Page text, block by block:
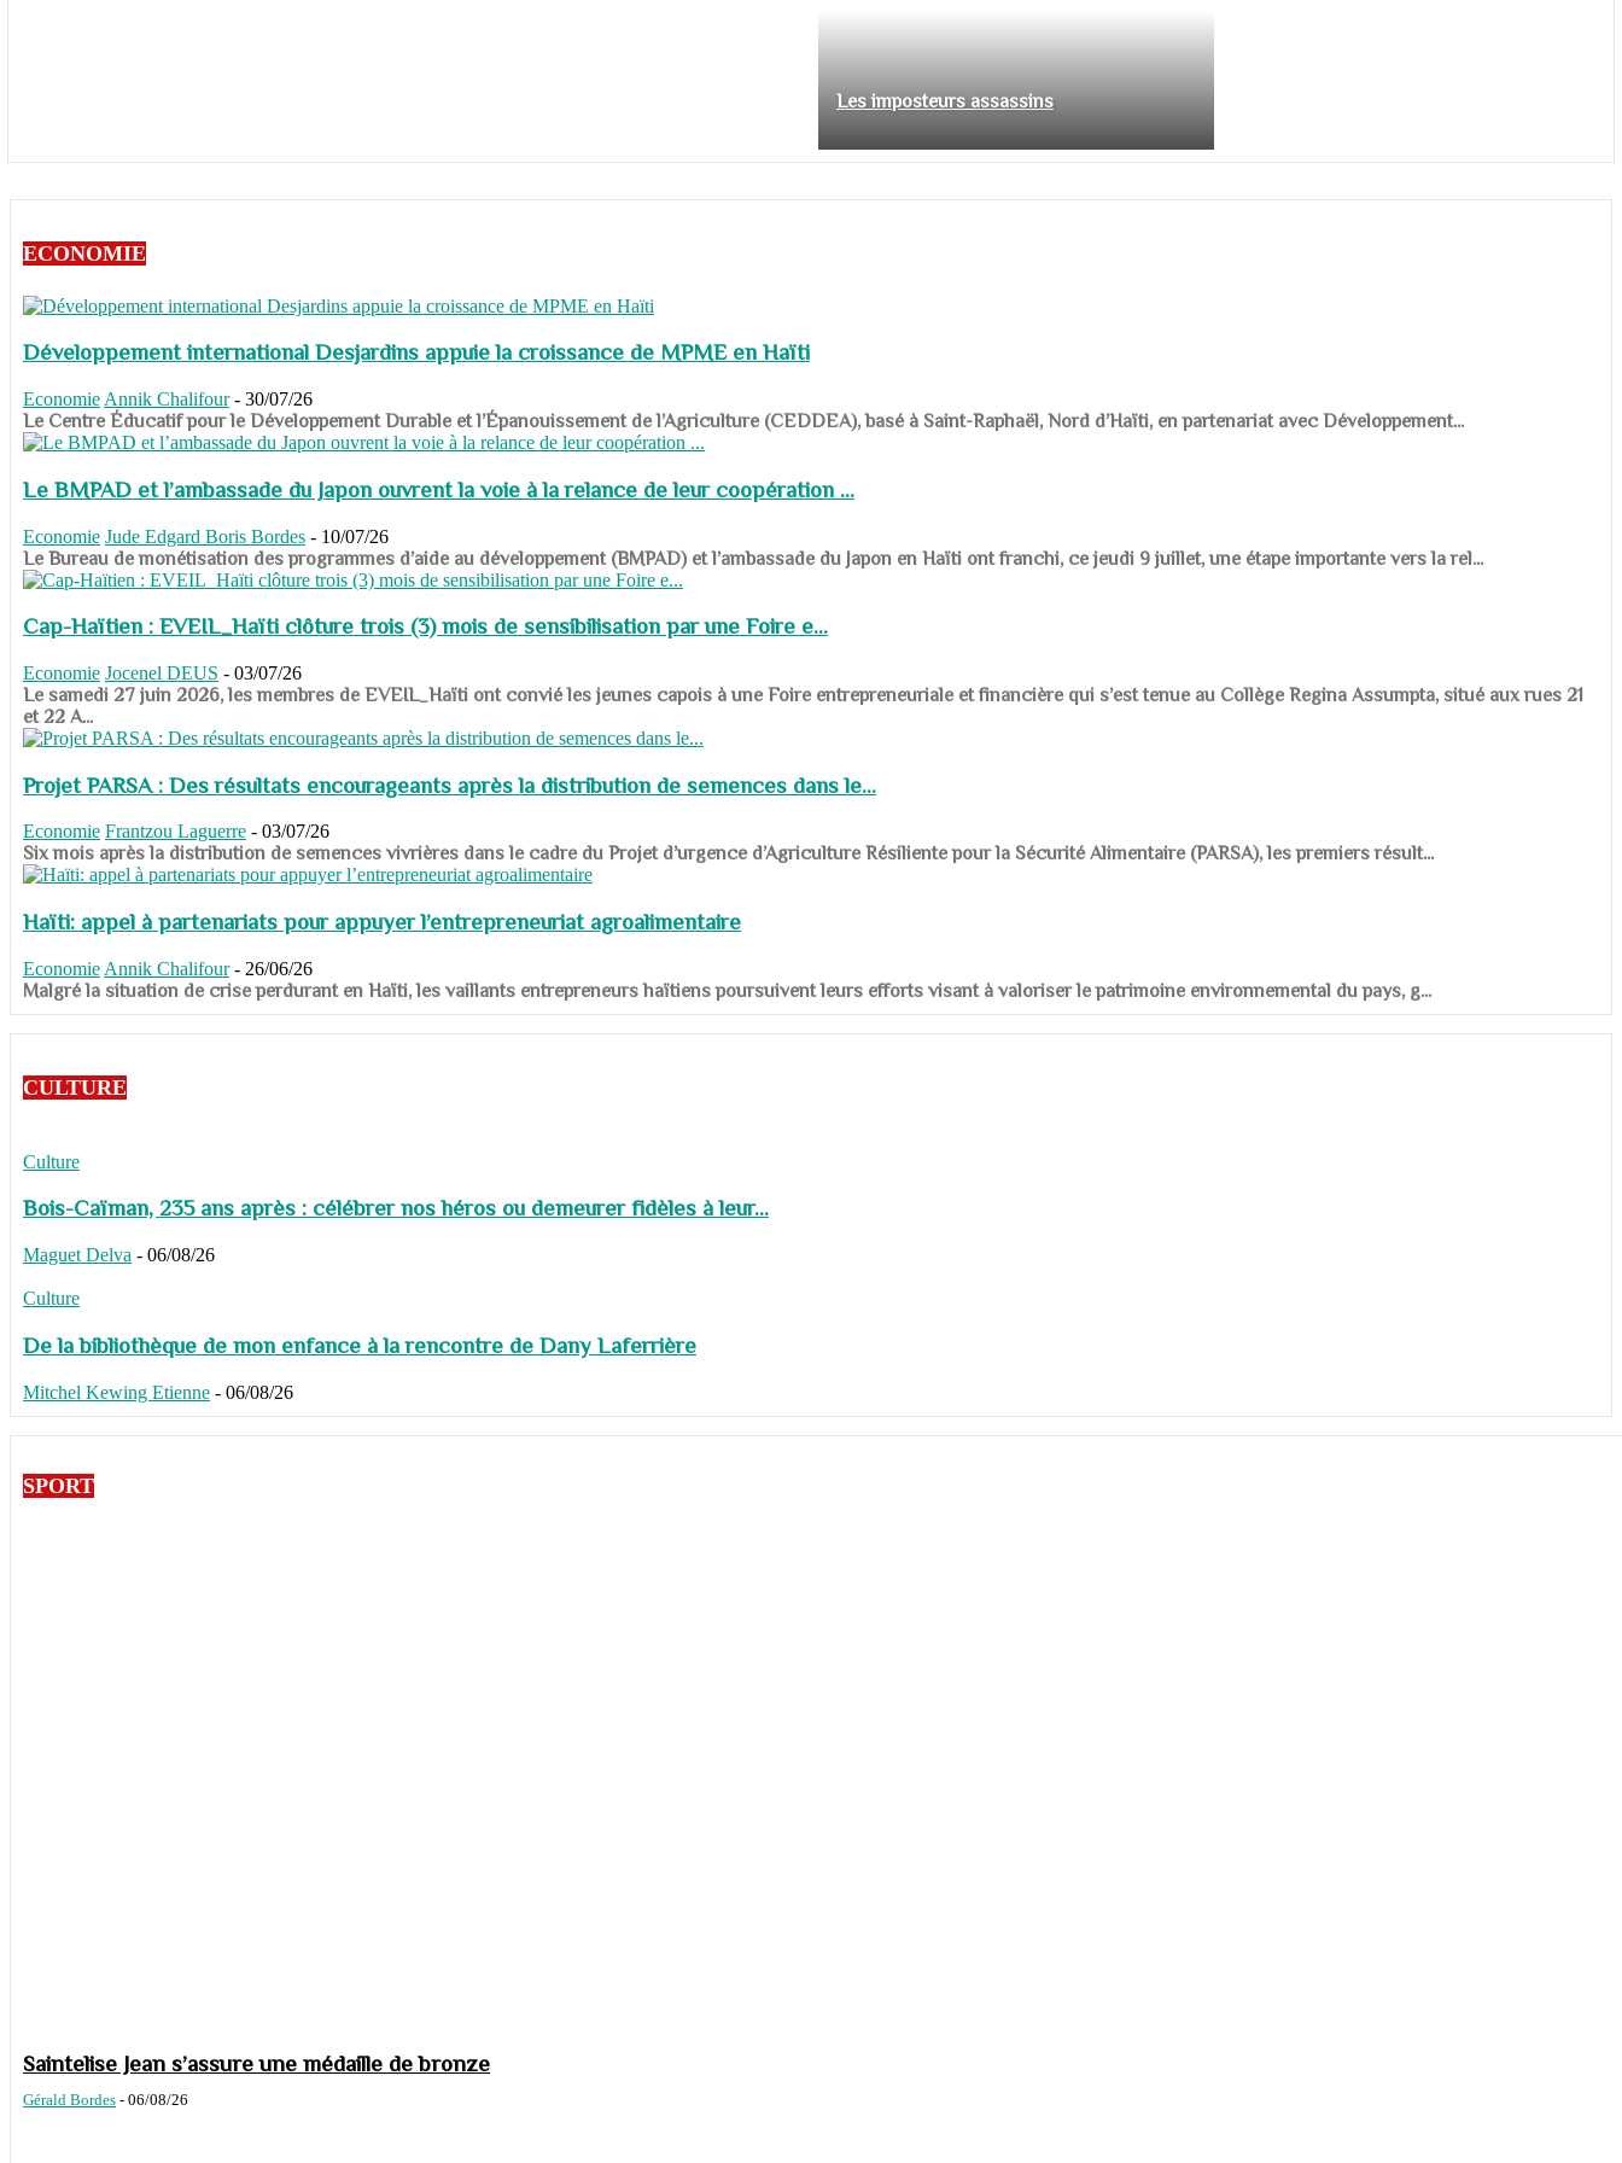
Les imposteurs assassins
ECONOMIE
Développement international Desjardins appuie la croissance de MPME en Haïti
Economie Annik Chalifour - 30/07/26
​​​​​​​Le Centre Éducatif pour le Développement Durable et l’Épanouissement de l’Agriculture (CEDDEA), basé à Saint-Raphaël, Nord d’Haïti, en partenariat avec Développement...
Le BMPAD et l’ambassade du Japon ouvrent la voie à la relance de leur coopération ...
Economie Jude Edgard Boris Bordes - 10/07/26
​​​​​​​Le Bureau de monétisation des programmes d’aide au développement (BMPAD) et l’ambassade du Japon en Haïti ont franchi, ce jeudi 9 juillet, une étape importante vers la rel...
Cap-Haïtien : EVEIL_Haïti clôture trois (3) mois de sensibilisation par une Foire e...
Economie Jocenel DEUS - 03/07/26
Le samedi 27 juin 2026, les membres de EVEIL_Haïti ont convié les jeunes capois à une Foire entrepreneuriale et financière qui s’est tenue au Collège Regina Assumpta, situé aux rues 21
et 22 A...
Projet PARSA : Des résultats encourageants après la distribution de semences dans le...
Economie Frantzou Laguerre - 03/07/26
​​​​​​​Six mois après la distribution de semences vivrières dans le cadre du Projet d’urgence d’Agriculture Résiliente pour la Sécurité Alimentaire (PARSA), les premiers résult...
Haïti: appel à partenariats pour appuyer l’entrepreneuriat agroalimentaire
Economie Annik Chalifour - 26/06/26
​​​​​​​Malgré la situation de crise perdurant en Haïti, les vaillants entrepreneurs haïtiens poursuivent leurs efforts visant à valoriser le patrimoine environnemental du pays, g...
CULTURE
Culture
Bois-Caïman, 235 ans après : célébrer nos héros ou demeurer fidèles à leur...
Maguet Delva - 06/08/26
Culture
De la bibliothèque de mon enfance à la rencontre de Dany Laferrière
Mitchel Kewing Etienne - 06/08/26
SPORT
Saintelise Jean s’assure une médaille de bronze
Gérald Bordes - 06/08/26